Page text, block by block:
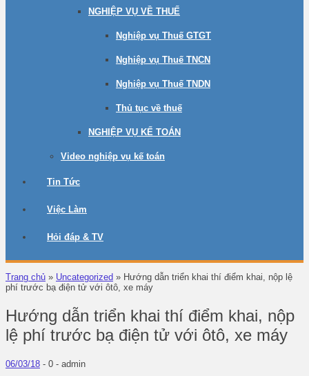
NGHIỆP VỤ VỀ THUẾ
Nghiệp vụ Thuế GTGT
Nghiệp vụ Thuế TNCN
Nghiệp vụ Thuế TNDN
Thủ tục về thuế
NGHIỆP VỤ KẾ TOÁN
Video nghiệp vụ kế toán
Tin Tức
Việc Làm
Hỏi đáp & TV
Trang chủ » Uncategorized » Hướng dẫn triển khai thí điểm khai, nộp lệ
phí trước bạ điện tử với ôtô, xe máy
Hướng dẫn triển khai thí điểm khai, nộp
lệ phí trước bạ điện tử với ôtô, xe máy
06/03/18 - 0 - admin